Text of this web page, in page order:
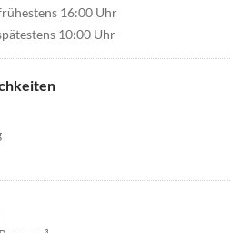
16:00 Uhr
10:00 Uhr